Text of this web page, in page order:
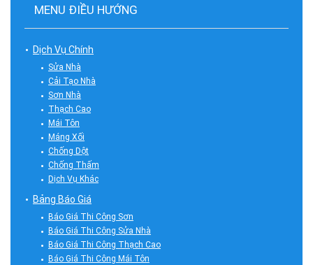
MENU ĐIỀU HƯỚNG
Dịch Vụ Chính
Sửa Nhà
Cải Tạo Nhà
Sơn Nhà
Thạch Cao
Mái Tôn
Máng Xối
Chống Dột
Chống Thấm
Dịch Vụ Khác
Bảng Báo Giá
Báo Giá Thi Công Sơn
Báo Giá Thi Công Sửa Nhà
Báo Giá Thi Công Thạch Cao
Báo Giá Thi Công Mái Tôn